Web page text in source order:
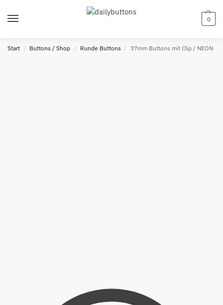
0
Start / Buttons / Shop / Runde Buttons / 37mm Buttons mit Clip / NEON